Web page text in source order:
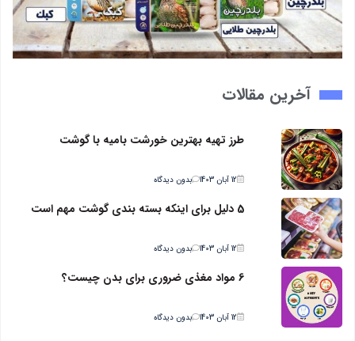
آخرین مقالات
طرز تهیه بهترین خورشت بامیه با گوشت
12 آبان 1403 بدون دیدگاه
5 دلیل برای اینکه بسته بندی گوشت مهم است
12 آبان 1403 بدون دیدگاه
6 مواد مغذی ضروری برای بدن چیست؟
12 آبان 1403 بدون دیدگاه